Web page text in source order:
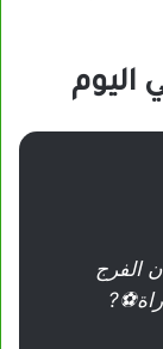
اليوم
الفرج